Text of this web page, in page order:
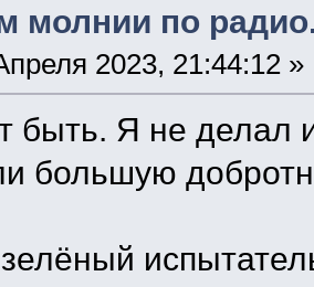
молнии по
2023, 21:44:12 »
быть. Я не делал
большую